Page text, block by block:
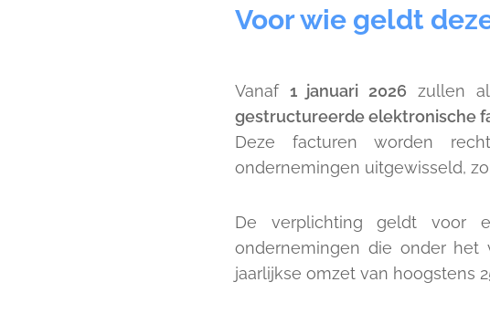
Voor wie geldt
Vanaf 1 januari 2026 zullen
gestructureerde elektronische
Deze facturen worden
ondernemingen uitgewisseld,
De verplichting geldt voor
ondernemingen die onder het
jaarlijkse omzet van hoogstens